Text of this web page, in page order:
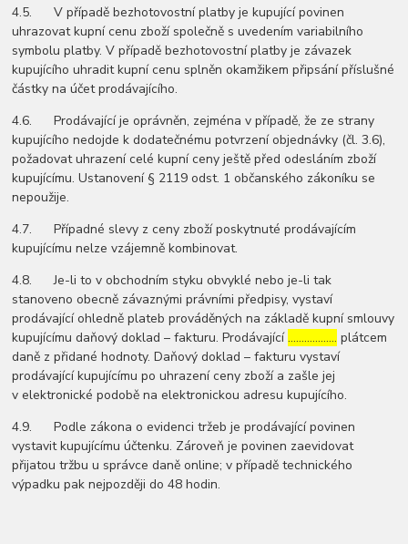
4.5. V případě bezhotovostní platby je kupující povinen
uhrazovat kupní cenu zboží společně s uvedením variabilního
symbolu platby. V případě bezhotovostní platby je závazek
kupujícího uhradit kupní cenu splněn okamžikem připsání příslušné
částky na účet prodávajícího.
4.6. Prodávající je oprávněn, zejména v případě, že ze strany
kupujícího nedojde k dodatečnému potvrzení objednávky (čl. 3.6),
požadovat uhrazení celé kupní ceny ještě před odesláním zboží
kupujícímu. Ustanovení § 2119 odst. 1 občanského zákoníku se
nepoužije.
4.7. Případné slevy z ceny zboží poskytnuté prodávajícím
kupujícímu nelze vzájemně kombinovat.
4.8. Je-li to v obchodním styku obvyklé nebo je-li tak
stanoveno obecně závaznými právními předpisy, vystaví
prodávající ohledně plateb prováděných na základě kupní smlouvy
kupujícímu daňový doklad – fakturu. Prodávající……………… plátcem
daně z přidané hodnoty. Daňový doklad – fakturu vystaví
prodávající kupujícímu po uhrazení ceny zboží a zašle jej
v elektronické podobě na elektronickou adresu kupujícího.
4.9. Podle zákona o evidenci tržeb je prodávající povinen
vystavit kupujícímu účtenku. Zároveň je povinen zaevidovat
přijatou tržbu u správce daně online; v případě technického
výpadku pak nejpozději do 48 hodin.